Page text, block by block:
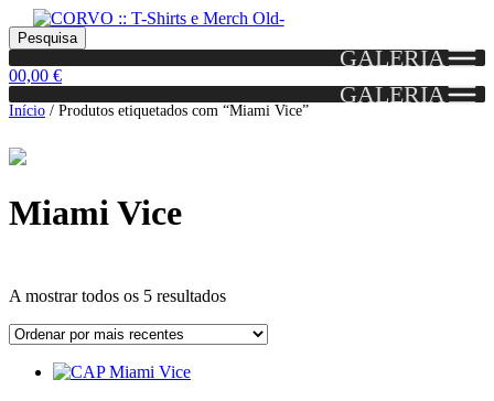
Skip
to
navigation
Skip
to
content
Pesquisar
por:
Pesquisa
GALERIA
00,00 €
GALERIA
Início / Produtos etiquetados com “Miami Vice”
Miami Vice
A mostrar todos os 5 resultadosOrdenado
mais
View
View
Portes grátis em encomendas a partir dos 60€!
(Portugal)